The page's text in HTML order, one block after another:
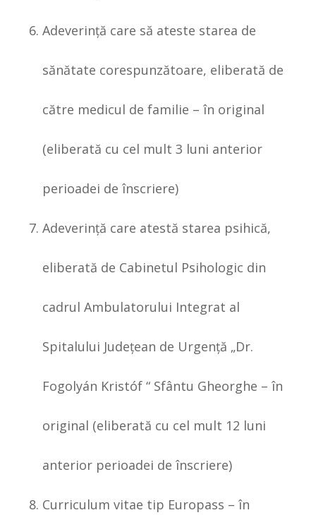
Adeverinţă care să ateste starea de
sănătate corespunzătoare, eliberată de
către medicul de familie – în original
(eliberată cu cel mult 3 luni anterior
perioadei de înscriere)
Adeverinţă care atestă starea psihică,
eliberată de Cabinetul Psihologic din
cadrul Ambulatorului Integrat al
Spitalului Judeţean de Urgenţă „Dr.
Fogolyán Kristóf “ Sfântu Gheorghe – în
original (eliberată cu cel mult 12 luni
anterior perioadei de înscriere)
Curriculum vitae tip Europass – în